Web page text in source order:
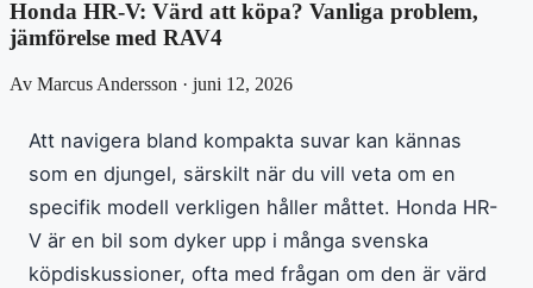
Honda HR-V: Värd att köpa? Vanliga problem,
jämförelse med RAV4
Av Marcus Andersson · juni 12, 2026
Att navigera bland kompakta suvar kan kännas
som en djungel, särskilt när du vill veta om en
specifik modell verkligen håller måttet. Honda HR-
V är en bil som dyker upp i många svenska
köpdiskussioner, ofta med frågan om den är värd